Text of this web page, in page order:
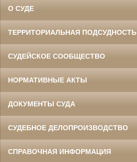
О СУДЕ
ТЕРРИТОРИАЛЬНАЯ ПОДСУДНОСТЬ
СУДЕЙСКОЕ СООБЩЕСТВО
НОРМАТИВНЫЕ АКТЫ
ДОКУМЕНТЫ СУДА
СУДЕБНОЕ ДЕЛОПРОИЗВОДСТВО
СПРАВОЧНАЯ ИНФОРМАЦИЯ